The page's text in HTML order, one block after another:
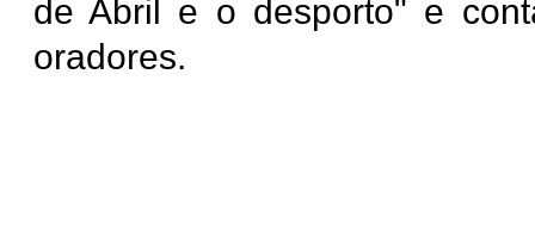
de Abril e o desporto" e
oradores.